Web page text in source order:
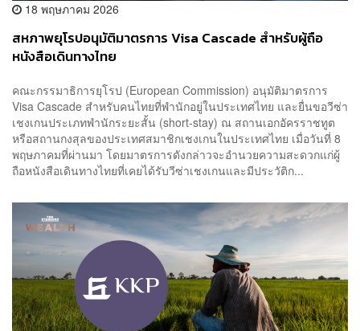
18 พฤษภาคม 2026
สหภาพยุโรปอนุมัติมาตรการ Visa Cascade สำหรับผู้ถือ
หนังสือเดินทางไทย
คณะกรรมาธิการยุโรป (European Commission) อนุมัติมาตรการ
Visa Cascade สำหรับคนไทยที่พำนักอยู่ในประเทศไทย และยื่นขอวีซ่า
เชงเกนประเภทพำนักระยะสั้น (short-stay) ณ สถานเอกอัครราชทูต
หรือสถานกงสุลของประเทศสมาชิกเชงเกนในประเทศไทย เมื่อวันที่ 8
พฤษภาคมที่ผ่านมา โดยมาตรการดังกล่าวจะอำนวยความสะดวกแก่ผู้
ถือหนังสือเดินทางไทยที่เคยได้รับวีซ่าเชงเกนและมีประวัติก...